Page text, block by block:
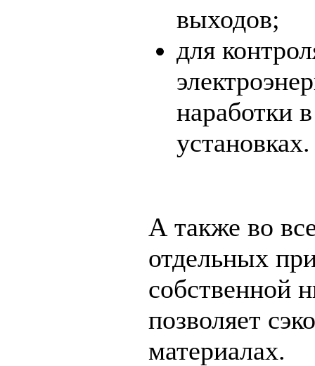
выходов;
для
наработки
установках.
А также во
отдельных
собственной
позволяет
материалах.